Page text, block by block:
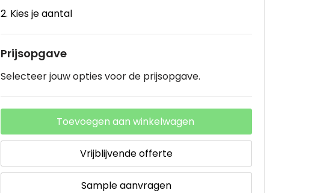
2. Kies je aantal
Prijsopgave
Selecteer jouw opties voor de prijsopgave.
Toevoegen aan winkelwagen
Vrijblijvende offerte
Sample aanvragen